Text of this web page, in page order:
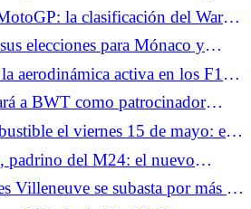
el simulador de Ferrari
la clasificación del Warm
delante de dos Ducati,
elecciones para Mónaco y
en el Principado, un paso
aerodinámica activa en los F1 de
la velocidad punta.
a BWT como patrocinador
en Fórmula 1 a partir de 2027
el viernes 15 de mayo: el
2,12 €/l, el SP-95 (E10) se
más alto
padrino del M24: el nuevo
en Le Mans
Villeneuve se subasta por más de